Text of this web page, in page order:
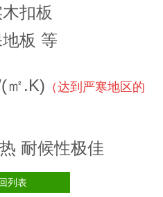
板
等
㎡.K) （达到严寒地区的
耐候性极佳
列表